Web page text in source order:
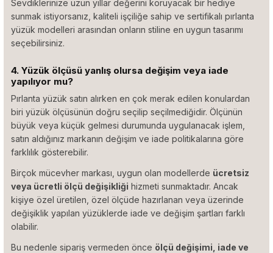
Sevdiklerinize uzun yıllar değerini koruyacak bir hediye
sunmak istiyorsanız, kaliteli işçiliğe sahip ve sertifikalı pırlanta
yüzük modelleri arasından onların stiline en uygun tasarımı
seçebilirsiniz.
4. Yüzük ölçüsü yanlış olursa değişim veya iade
yapılıyor mu?
Pırlanta yüzük satın alırken en çok merak edilen konulardan
biri yüzük ölçüsünün doğru seçilip seçilmediğidir. Ölçünün
büyük veya küçük gelmesi durumunda uygulanacak işlem,
satın aldığınız markanın değişim ve iade politikalarına göre
farklılık gösterebilir.
Birçok mücevher markası, uygun olan modellerde ücretsiz
veya ücretli ölçü değişikliği hizmeti sunmaktadır. Ancak
kişiye özel üretilen, özel ölçüde hazırlanan veya üzerinde
değişiklik yapılan yüzüklerde iade ve değişim şartları farklı
olabilir.
Bu nedenle sipariş vermeden önce ölçü değişimi, iade ve